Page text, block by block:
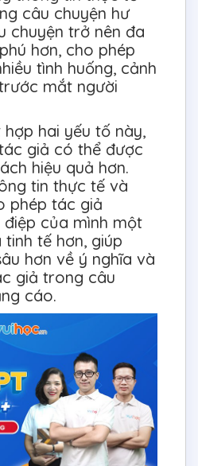
câu chuyện hư
chuyện trở nên đa
hơn, cho phép
tình huống, cảnh
mắt người
hai yếu tố này,
giả có thể được
hiệu quả hơn.
tin thực tế và
phép tác giả
của mình một
tế hơn, giúp
hơn về ý nghĩa và
giả trong câu
cáo.